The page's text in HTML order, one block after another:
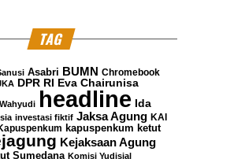
TAG
Asabri BUMN Chromebook
DPR RI
Eva Chairunisa
headline Ida
investasi fiktif Jaksa Agung KAI
kapuspenkum ketut
Kejaksaan Agung
Sumedana Komisi Yudisial